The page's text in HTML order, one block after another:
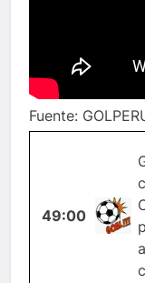
Fuente:
49:00 GOL